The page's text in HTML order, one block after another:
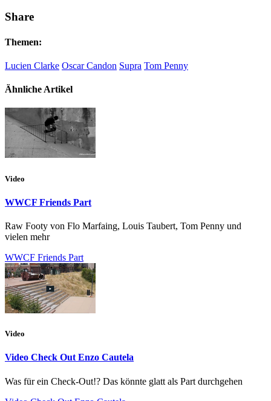
Share
Themen:
Lucien Clarke Oscar Candon Supra Tom Penny
Ähnliche Artikel
Video
WWCF Friends Part
Raw Footy von Flo Marfaing, Louis Taubert, Tom Penny und
vielen mehr
WWCF Friends Part
Video
Video Check Out Enzo Cautela
Was für ein Check-Out!? Das könnte glatt als Part durchgehen